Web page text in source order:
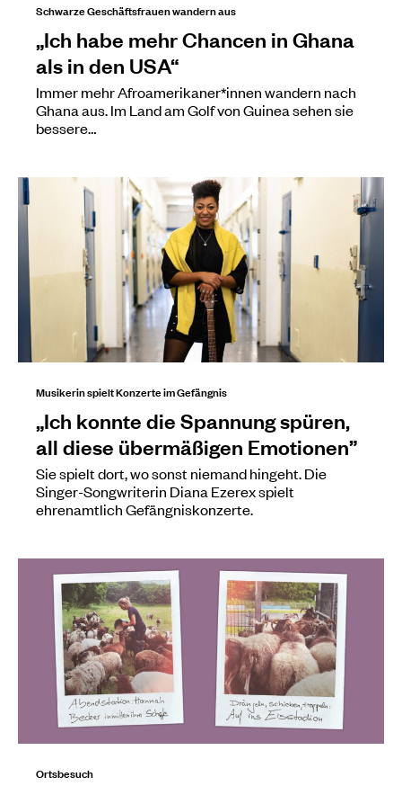
Schwarze Geschäftsfrauen wandern aus
„Ich habe mehr Chancen in Ghana
als in den USA“
Immer mehr Afroamerikaner*innen wandern nach
Ghana aus. Im Land am Golf von Guinea sehen sie
bessere…
Musikerin spielt Konzerte im Gefängnis
„Ich konnte die Spannung spüren,
all diese übermäßigen Emotionen”
Sie spielt dort, wo sonst niemand hingeht. Die
Singer-Songwriterin Diana Ezerex spielt
ehrenamtlich Gefängniskonzerte.
Ortsbesuch